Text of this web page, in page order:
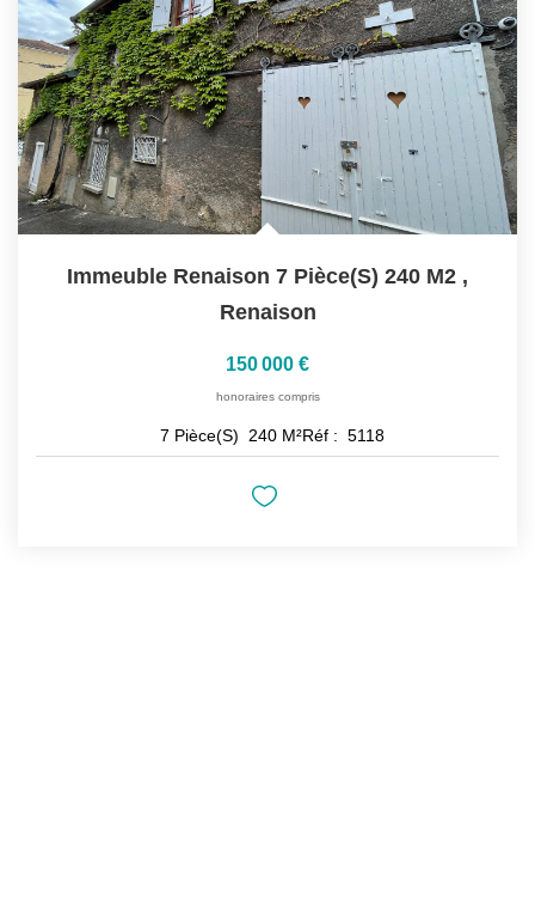
Immeuble Renaison 7 Pièce(s) 240 M2 ,
Renaison
150 000 €
honoraires compris
7 Pièce(s) 240 M²Réf : 5118